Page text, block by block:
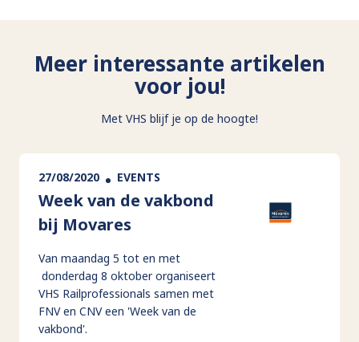
Meer interessante artikelen
voor jou!
Met VHS blijf je op de hoogte!
27/08/2020 EVENTS
Week van de vakbond
bij Movares
Van maandag 5 tot en met
donderdag 8 oktober organiseert
VHS Railprofessionals samen met
FNV en CNV een 'Week van de
vakbond'.